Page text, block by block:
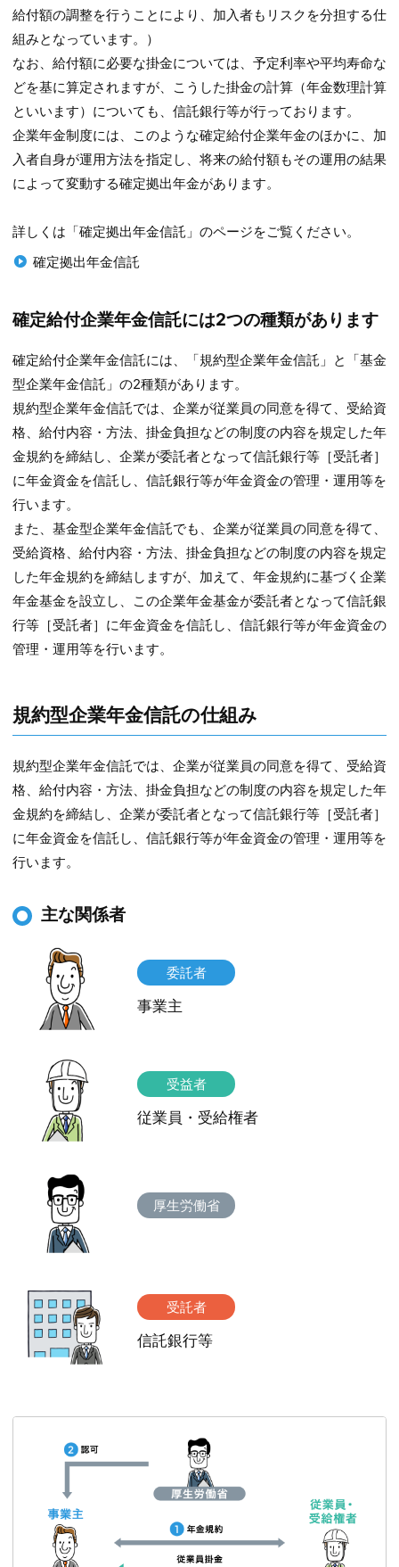
給付額の調整を行うことにより、加入者もリスクを分担する仕
組みとなっています。）
なお、給付額に必要な掛金については、予定利率や平均寿命な
どを基に算定されますが、こうした掛金の計算（年金数理計算
といいます）についても、信託銀行等が行っております。
企業年金制度には、このような確定給付企業年金のほかに、加
入者自身が運用方法を指定し、将来の給付額もその運用の結果
によって変動する確定拠出年金があります。
詳しくは「確定拠出年金信託」のページをご覧ください。
確定拠出年金信託
確定給付企業年金信託には2つの種類があります
確定給付企業年金信託には、「規約型企業年金信託」と「基金
型企業年金信託」の2種類があります。
規約型企業年金信託では、企業が従業員の同意を得て、受給資
格、給付内容・方法、掛金負担などの制度の内容を規定した年
金規約を締結し、企業が委託者となって信託銀行等［受託者］
に年金資金を信託し、信託銀行等が年金資金の管理・運用等を
行います。
また、基金型企業年金信託でも、企業が従業員の同意を得て、
受給資格、給付内容・方法、掛金負担などの制度の内容を規定
した年金規約を締結しますが、加えて、年金規約に基づく企業
年金基金を設立し、この企業年金基金が委託者となって信託銀
行等［受託者］に年金資金を信託し、信託銀行等が年金資金の
管理・運用等を行います。
規約型企業年金信託の仕組み
規約型企業年金信託では、企業が従業員の同意を得て、受給資
格、給付内容・方法、掛金負担などの制度の内容を規定した年
金規約を締結し、企業が委託者となって信託銀行等［受託者］
に年金資金を信託し、信託銀行等が年金資金の管理・運用等を
行います。
主な関係者
委託者
事業主
受益者
従業員・受給権者
厚生労働省
受託者
信託銀行等